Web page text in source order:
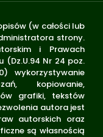
(w całości lub
strony.
i Prawach
(Dz.U.94 Nr 24 poz.
wykorzystywanie
kopiowanie,
grafiki, tekstów
autora jest
autorskich oraz
są własnością